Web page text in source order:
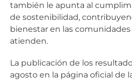
también le apunta al
de sostenibilidad,
bienestar en las
atienden.
La publicación de los
agosto en la página oficial de